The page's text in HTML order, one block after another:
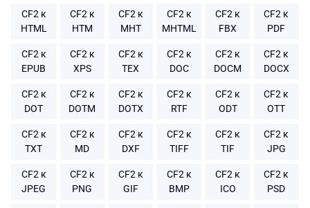
CF2 к
HTML
CF2 к
HTM
CF2 к
MHT
CF2 к
MHTML
CF2 к
FBX
CF2 к
PDF
CF2 к
EPUB
CF2 к
XPS
CF2 к
TEX
CF2 к
DOC
CF2 к
DOCM
CF2 к
DOCX
CF2 к
DOT
CF2 к
DOTM
CF2 к
DOTX
CF2 к
RTF
CF2 к
ODT
CF2 к
OTT
CF2 к
TXT
CF2 к
MD
CF2 к
DXF
CF2 к
TIFF
CF2 к
TIF
CF2 к
JPG
CF2 к
JPEG
CF2 к
PNG
CF2 к
GIF
CF2 к
BMP
CF2 к
ICO
CF2 к
PSD